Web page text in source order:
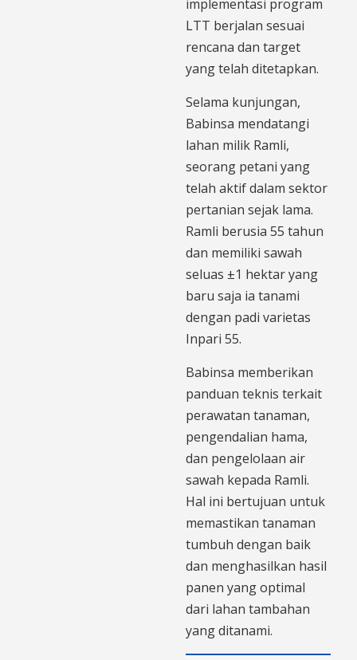
implementasi program
LTT berjalan sesuai
rencana dan target
yang telah ditetapkan.
Selama kunjungan,
Babinsa mendatangi
lahan milik Ramli,
seorang petani yang
telah aktif dalam sektor
pertanian sejak lama.
Ramli berusia 55 tahun
dan memiliki sawah
seluas ±1 hektar yang
baru saja ia tanami
dengan padi varietas
Inpari 55.
Babinsa memberikan
panduan teknis terkait
perawatan tanaman,
pengendalian hama,
dan pengelolaan air
sawah kepada Ramli.
Hal ini bertujuan untuk
memastikan tanaman
tumbuh dengan baik
dan menghasilkan hasil
panen yang optimal
dari lahan tambahan
yang ditanami.